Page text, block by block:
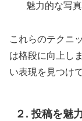
魅力的な写
これらのテクニ
は格段に向上し
い表現を見つけ
２. 投稿を魅